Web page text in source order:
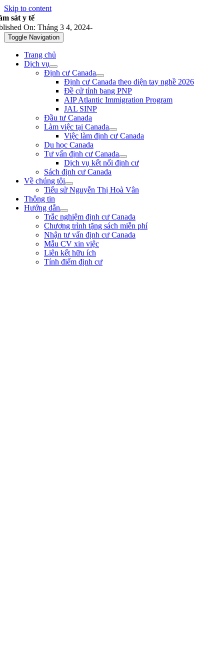
Skip to content
Toggle Navigation
Trang chủ
Dịch vụ
Định cư Canada
Định cư Canada theo diện tay nghề 2026
Đề cử tỉnh bang PNP
AIP Atlantic Immigration Program
JAL SINP
Đầu tư Canada
Làm việc tại Canada
Việc làm định cư Canada
Du học Canada
Tư vấn định cư Canada
Dịch vụ kết nối định cư
Sách định cư Canada
Về chúng tôi
Tiểu sử Nguyễn Thị Hoà Vân
Thông tin
Hướng dẫn
Trắc nghiệm định cư Canada
Chương trình tặng sách miễn phí
Nhận tư vấn định cư Canada
Mẫu CV xin việc
Liên kết hữu ích
Tính điểm định cư
sát y tế
On: Tháng 3 4, 2024-